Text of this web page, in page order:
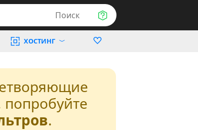
Поиск
ХОСТИНГ
попробуйте
.